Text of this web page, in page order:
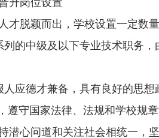
才脱颖而出，学校设置一定数
的中级及以下专业技术职务
应德才兼备，具有良好的思想
遵守国家法律、法规和学校规
潜心问道和关注社会相统一，